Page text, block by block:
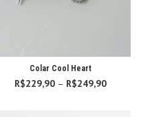
Colar Cool Heart
R$229,90 – R$249,90